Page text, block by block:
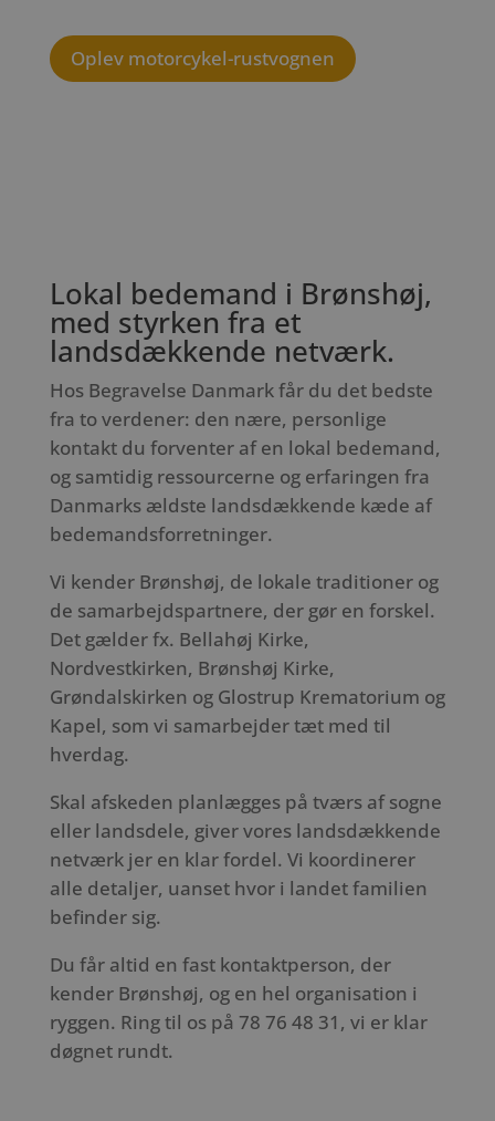
Oplev motorcykel-rustvognen
Lokal bedemand i Brønshøj,
med styrken fra et
landsdækkende netværk.
Hos Begravelse Danmark får du det bedste
fra to verdener: den nære, personlige
kontakt du forventer af en lokal bedemand,
og samtidig ressourcerne og erfaringen fra
Danmarks ældste landsdækkende kæde af
bedemandsforretninger.
Vi kender Brønshøj, de lokale traditioner og
de samarbejdspartnere, der gør en forskel.
Det gælder fx. Bellahøj Kirke,
Nordvestkirken, Brønshøj Kirke,
Grøndalskirken og Glostrup Krematorium og
Kapel, som vi samarbejder tæt med til
hverdag.
Skal afskeden planlægges på tværs af sogne
eller landsdele, giver vores landsdækkende
netværk jer en klar fordel. Vi koordinerer
alle detaljer, uanset hvor i landet familien
befinder sig.
Du får altid en fast kontaktperson, der
kender Brønshøj, og en hel organisation i
ryggen. Ring til os på 78 76 48 31, vi er klar
døgnet rundt.